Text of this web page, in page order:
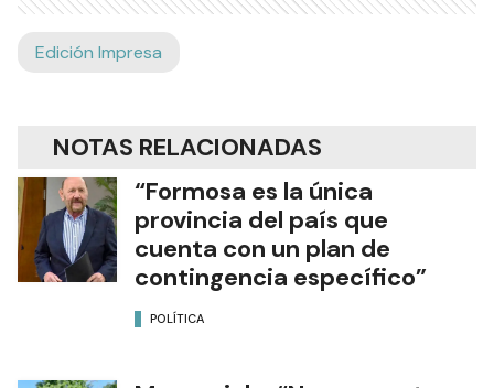
Edición Impresa
NOTAS RELACIONADAS
“Formosa es la única
provincia del país que
cuenta con un plan de
contingencia específico”
POLÍTICA